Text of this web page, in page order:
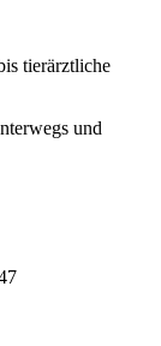
tierärztliche
und
Uhr